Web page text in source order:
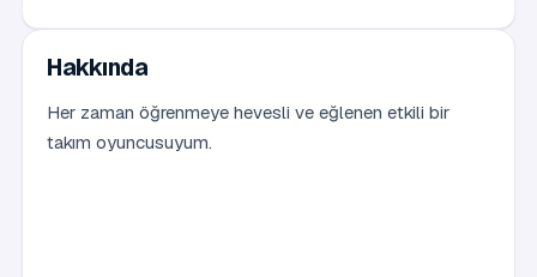
Hakkında
Her zaman öğrenmeye hevesli ve eğlenen etkili bir
takım oyuncusuyum.